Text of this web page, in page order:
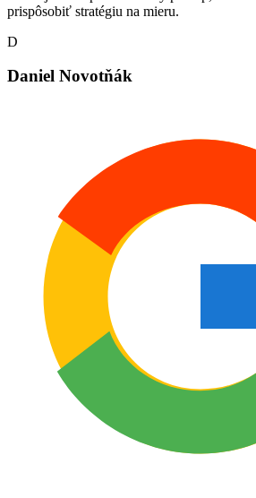
prispôsobiť stratégiu na mieru.
D
Daniel Novotňák